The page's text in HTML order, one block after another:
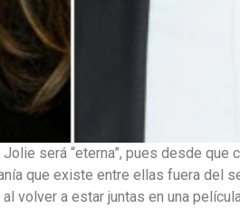
será “eterna”, pues desde que
que existe entre ellas fuera del
a estar juntas en una